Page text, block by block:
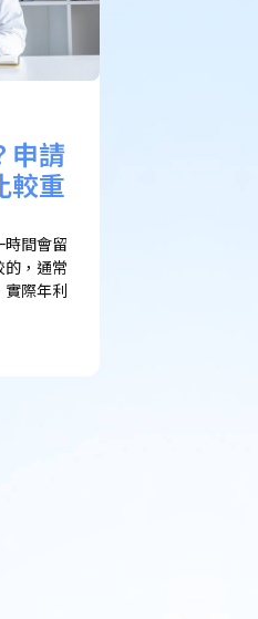
申請
較重
時間會留
的，通常
實際年利